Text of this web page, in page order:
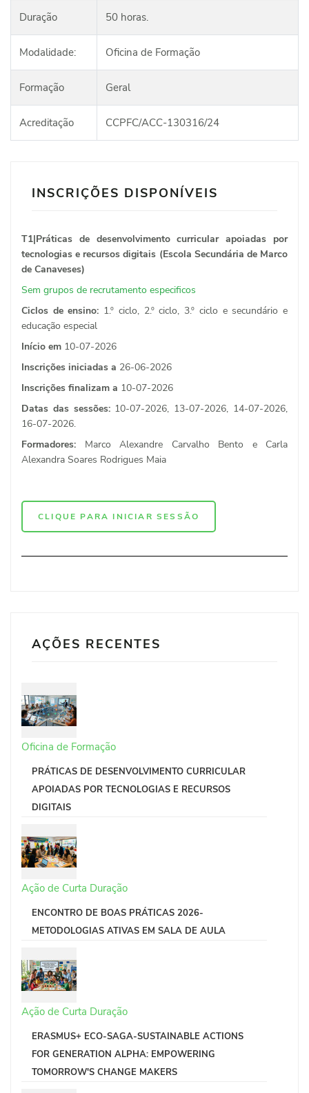
Duração 50 horas.
Modalidade: Oficina de Formação
Formação Geral
Acreditação CCPFC/ACC-130316/24
INSCRIÇÕES DISPONÍVEIS
T1|Práticas de desenvolvimento curricular apoiadas por
tecnologias e recursos digitais (Escola Secundária de Marco
de Canaveses)
Sem grupos de recrutamento especificos
Ciclos de ensino: 1.º ciclo, 2.º ciclo, 3.º ciclo e secundário e
educação especial
Início em 10-07-2026
Inscrições iniciadas a 26-06-2026
Inscrições finalizam a 10-07-2026
Datas das sessões: 10-07-2026, 13-07-2026, 14-07-2026,
16-07-2026.
Formadores: Marco Alexandre Carvalho Bento e Carla
Alexandra Soares Rodrigues Maia
CLIQUE PARA INICIAR SESSÃO
AÇÕES RECENTES
Oficina de Formação
PRÁTICAS DE DESENVOLVIMENTO CURRICULAR
APOIADAS POR TECNOLOGIAS E RECURSOS
DIGITAIS
Ação de Curta Duração
ENCONTRO DE BOAS PRÁTICAS 2026-
METODOLOGIAS ATIVAS EM SALA DE AULA
Ação de Curta Duração
ERASMUS+ ECO-SAGA-SUSTAINABLE ACTIONS
FOR GENERATION ALPHA: EMPOWERING
TOMORROW'S CHANGE MAKERS